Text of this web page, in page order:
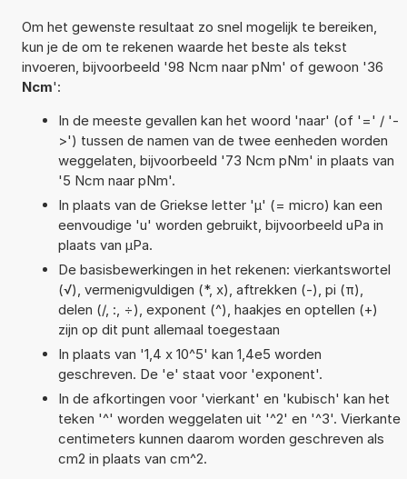
Om het gewenste resultaat zo snel mogelijk te bereiken,
kun je de om te rekenen waarde het beste als tekst
invoeren, bijvoorbeeld '98 Ncm naar pNm' of gewoon '36
Ncm':
In de meeste gevallen kan het woord 'naar' (of '=' / '-
>') tussen de namen van de twee eenheden worden
weggelaten, bijvoorbeeld '73 Ncm pNm' in plaats van
'5 Ncm naar pNm'.
In plaats van de Griekse letter 'µ' (= micro) kan een
eenvoudige 'u' worden gebruikt, bijvoorbeeld uPa in
plaats van µPa.
De basisbewerkingen in het rekenen: vierkantswortel
(√), vermenigvuldigen (*, x), aftrekken (-), pi (π),
delen (/, :, ÷), exponent (^), haakjes en optellen (+)
zijn op dit punt allemaal toegestaan
In plaats van '1,4 x 10^5' kan 1,4e5 worden
geschreven. De 'e' staat voor 'exponent'.
In de afkortingen voor 'vierkant' en 'kubisch' kan het
teken '^' worden weggelaten uit '^2' en '^3'. Vierkante
centimeters kunnen daarom worden geschreven als
cm2 in plaats van cm^2.